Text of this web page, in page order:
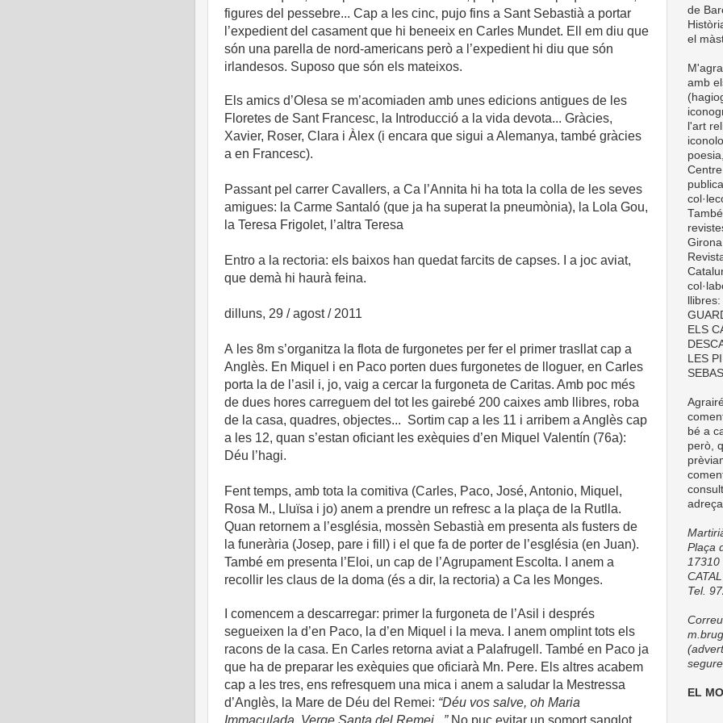
figures del pessebre... Cap a les cinc, pujo fins a Sant Sebastià a portar
l’expedient del casament que hi beneeix en Carles Mundet. Ell em diu que
són una parella de nord-americans però a l’expedient hi diu que són
irlandesos. Suposo que són els mateixos.
Els amics d’Olesa se m’acomiaden amb unes edicions antigues de les
Floretes de Sant Francesc, la Introducció a la vida devota... Gràcies,
Xavier, Roser, Clara i Àlex (i encara que sigui a Alemanya, també gràcies
a en Francesc).
Passant pel carrer Cavallers, a Ca l’Annita hi ha tota la colla de les seves
amigues: la Carme Santaló (que ja ha superat la pneumònia), la Lola Gou,
la Teresa Frigolet, l’altra Teresa
Entro a la rectoria: els baixos han quedat farcits de capses. I a joc aviat,
que demà hi haurà feina.
dilluns, 29 / agost / 2011
A les 8m s’organitza la flota de furgonetes per fer el primer trasllat cap a
Anglès. En Miquel i en Paco porten dues furgonetes de lloguer, en Carles
porta la de l’asil i, jo, vaig a cercar la furgoneta de Caritas. Amb poc més
de dues hores carreguem del tot les gairebé 200 caixes amb llibres, roba
de la casa, quadres, objectes... Sortim cap a les 11 i arribem a Anglès cap
a les 12, quan s’estan oficiant les exèquies d’en Miquel Valentín (76a):
Déu l’hagi.
Fent temps, amb tota la comitiva (Carles, Paco, José, Antonio, Miquel,
Rosa M., Lluïsa i jo) anem a prendre un refresc a la plaça de la Rutlla.
Quan retornem a l’església, mossèn Sebastià em presenta als fusters de
la funerària (Josep, pare i fill) i el que fa de porter de l’església (en Juan).
També em presenta l’Eloi, un cap de l’Agrupament Escolta. I anem a
recollir les claus de la doma (és a dir, la rectoria) a Ca les Monges.
I comencem a descarregar: primer la furgoneta de l’Asil i després
segueixen la d’en Paco, la d’en Miquel i la meva. I anem omplint tots els
racons de la casa. En Carles retorna aviat a Palafrugell. També en Paco ja
que ha de preparar les exèquies que oficiarà Mn. Pere. Els altres acabem
cap a les tres, ens refresquem una mica i anem a saludar la Mestressa
d’Anglès, la Mare de Déu del Remei: “Déu vos salve, oh Maria
de
el
amb
l'art
ELS
LES
bé a
però,
Plaça
Tel.
EL